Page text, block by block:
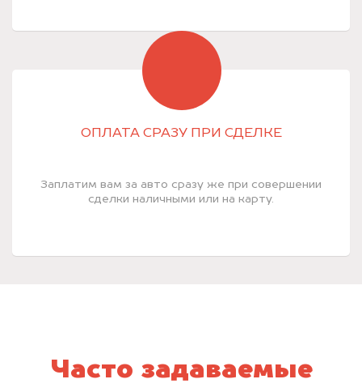
ОПЛАТА СРАЗУ ПРИ СДЕЛКЕ
Заплатим вам за авто сразу же при совершении
сделки наличными или на карту.
Часто задаваемые